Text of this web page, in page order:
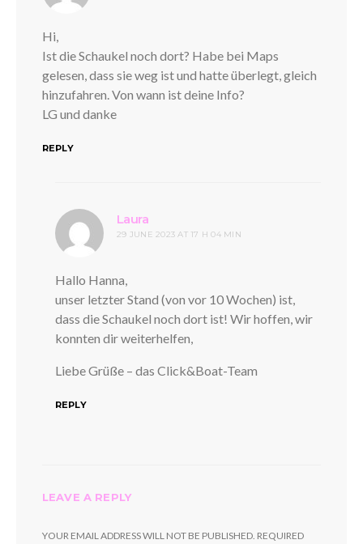
Hi,
Ist die Schaukel noch dort? Habe bei Maps
gelesen, dass sie weg ist und hatte überlegt, gleich
hinzufahren. Von wann ist deine Info?
LG und danke
REPLY
Laura
29 JUNE 2023 AT 17 H 04 MIN
Hallo Hanna,
unser letzter Stand (von vor 10 Wochen) ist,
dass die Schaukel noch dort ist! Wir hoffen, wir
konnten dir weiterhelfen,
Liebe Grüße – das Click&Boat-Team
REPLY
LEAVE A REPLY
YOUR EMAIL ADDRESS WILL NOT BE PUBLISHED. REQUIRED